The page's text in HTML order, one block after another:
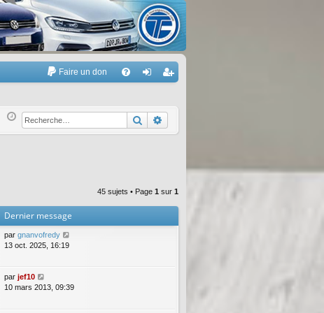
Faire un don
Q ne
xi
nr
eg
r
Rechercher
45 sujets • Page 1 sur 1
Dernier message
par gnanvofredy
13 oct. 2025, 16:19
par jef10
10 mars 2013, 09:39